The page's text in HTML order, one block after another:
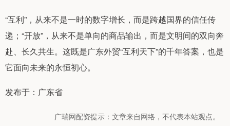
“互利”，从来不是一时的数字增长，而是跨越国界的信任传
递；“开放”，从来不是单向的商品输出，而是文明间的双向奔
赴、长久共生。这既是广东外贸“互利天下”的千年答案，也是
它面向未来的永恒初心。
发布于：广东省
广瑞网配资提示：文章来自网络，不代表本站观点。